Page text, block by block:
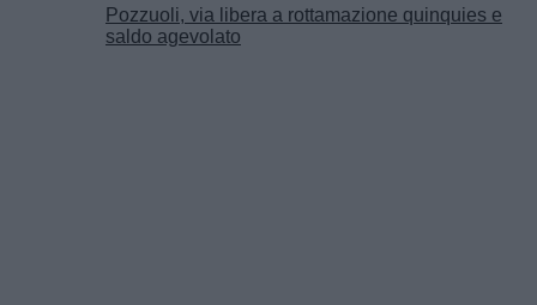
Pozzuoli, via libera a rottamazione quinquies e
saldo agevolato